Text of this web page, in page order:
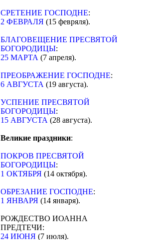
СРЕТЕНИЕ ГОСПОДНЕ:
2 ФЕВРАЛЯ (15 февряля).
БЛАГОВЕЩЕНИЕ ПРЕСВЯТОЙ
БОГОРОДИЦЫ:
25 МАРТА (7 апреля).
ПРЕОБРАЖЕНИЕ ГОСПОДНЕ:
6 АВГУСТА (19 августа).
УСПЕНИЕ ПРЕСВЯТОЙ
БОГОРОДИЦЫ:
15 АВГУСТА (28 августа).
Великие праздники:
ПОКРОВ ПРЕСВЯТОЙ
БОГОРОДИЦЫ:
1 ОКТЯБРЯ (14 октября).
ОБРЕЗАНИЕ ГОСПОДНЕ:
1 ЯНВАРЯ (14 января).
РОЖДЕСТВО ИОАННА
ПРЕДТЕЧИ:
24 ИЮНЯ (7 июля).